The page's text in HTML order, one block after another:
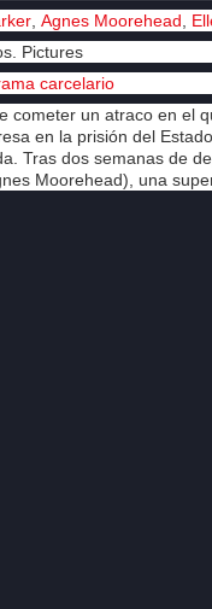
Agnes Moorehead
Pictures
carcelario
cometer un atraco en el
en la prisión del
Tras dos semanas de
Moorehead), una